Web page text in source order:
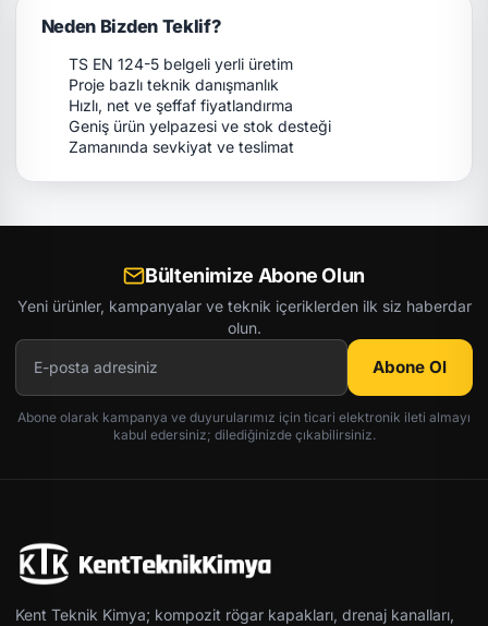
Neden Bizden Teklif?
TS EN 124-5 belgeli yerli üretim
Proje bazlı teknik danışmanlık
Hızlı, net ve şeffaf fiyatlandırma
Geniş ürün yelpazesi ve stok desteği
Zamanında sevkiyat ve teslimat
Bültenimize Abone Olun
Yeni ürünler, kampanyalar ve teknik içeriklerden ilk siz haberdar
olun.
Abone Ol
Abone olarak kampanya ve duyurularımız için ticari elektronik ileti almayı
kabul edersiniz; dilediğinizde çıkabilirsiniz.
Kent Teknik Kimya; kompozit rögar kapakları, drenaj kanalları,